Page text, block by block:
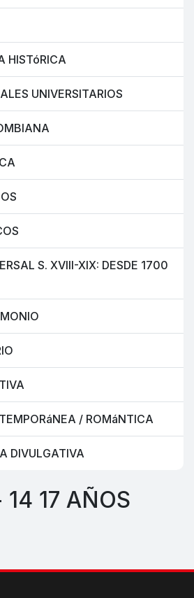
HISTóRICA
UNIVERSITARIOS
S. XVIII-XIX: DESDE 1700
/ ROMáNTICA
DIVULGATIVA
17 AÑOS